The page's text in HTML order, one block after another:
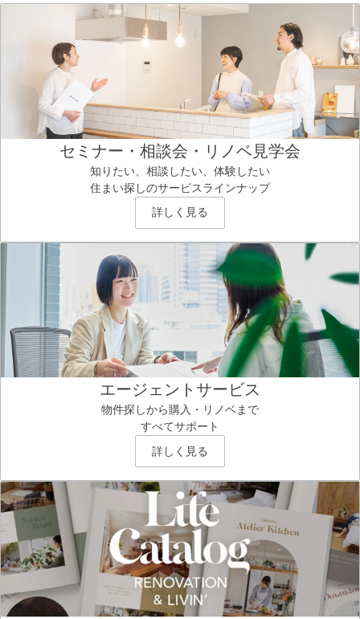
セミナー・相談会・リノベ見学会
知りたい、相談したい、体験したい
住まい探しのサービスラインナップ
詳しく見る
エージェントサービス
物件探しから購入・リノベまで
すべてサポート
詳しく見る